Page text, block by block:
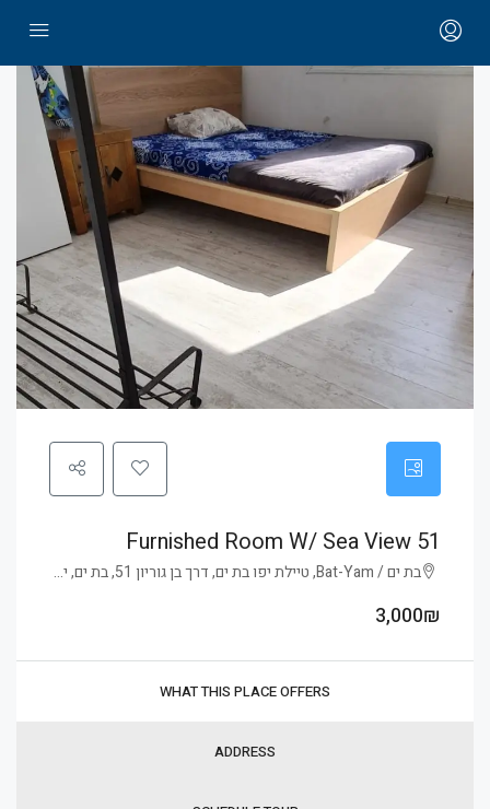
51 Furnished Room W/ Sea View
בת ים / Bat-Yam, טיילת יפו בת ים, דרך בן גוריון 51, בת ים, ישראל
3,000₪
WHAT THIS PLACE OFFERS
ADDRESS